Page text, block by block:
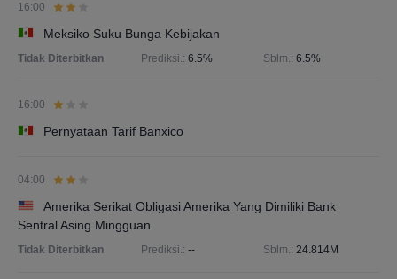
16:00
Meksiko Suku Bunga Kebijakan
Tidak Diterbitkan Prediksi.: 6.5% Sblm.: 6.5%
16:00
Pernyataan Tarif Banxico
04:00
Amerika Serikat Obligasi Amerika Yang Dimiliki Bank
Sentral Asing Mingguan
Tidak Diterbitkan Prediksi.: -- Sblm.: 24.814M